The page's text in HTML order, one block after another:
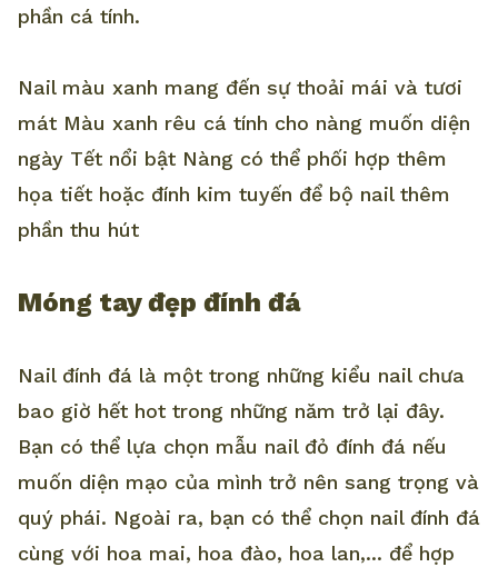
phần cá tính.
Nail màu xanh mang đến sự thoải mái và tươi
mát Màu xanh rêu cá tính cho nàng muốn diện
ngày Tết nổi bật Nàng có thể phối hợp thêm
họa tiết hoặc đính kim tuyến để bộ nail thêm
phần thu hút
Móng tay đẹp đính đá
Nail đính đá là một trong những kiểu nail chưa
bao giờ hết hot trong những năm trở lại đây.
Bạn có thể lựa chọn mẫu nail đỏ đính đá nếu
muốn diện mạo của mình trở nên sang trọng và
quý phái. Ngoài ra, bạn có thể chọn nail đính đá
cùng với hoa mai, hoa đào, hoa lan,... để hợp